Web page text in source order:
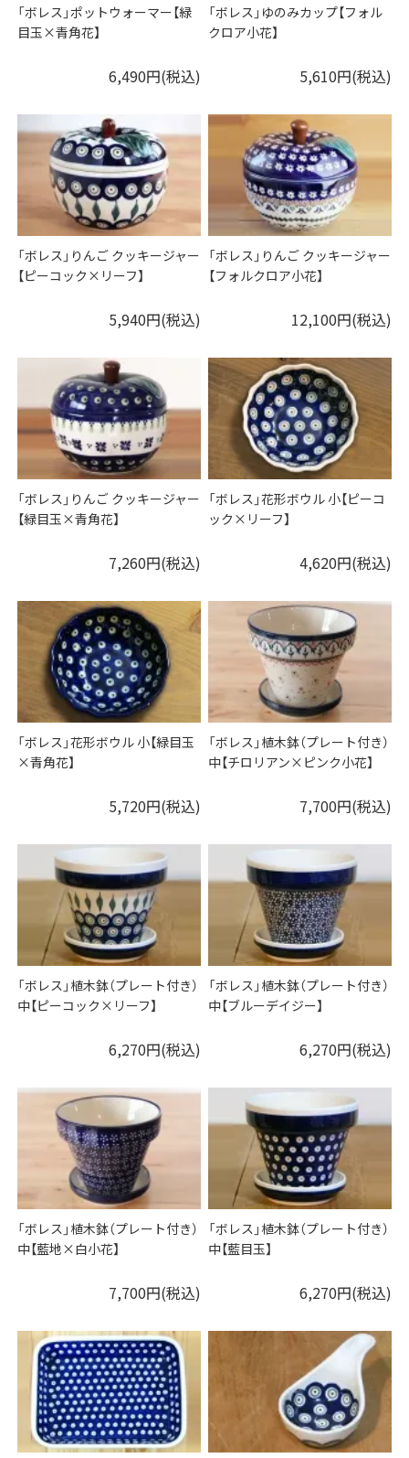
「ボレス」ポットウォーマー【緑
目玉×青角花】
6,490円(税込)
「ボレス」ゆのみカップ【フォル
クロア小花】
5,610円(税込)
「ボレス」りんご クッキージャー
【ピーコック×リーフ】
5,940円(税込)
「ボレス」りんご クッキージャー
【フォルクロア小花】
12,100円(税込)
「ボレス」りんご クッキージャー
【緑目玉×青角花】
7,260円(税込)
「ボレス」花形ボウル 小【ピーコ
ック×リーフ】
4,620円(税込)
「ボレス」花形ボウル 小【緑目玉
×青角花】
5,720円(税込)
「ボレス」植木鉢（プレート付き）
中【チロリアン×ピンク小花】
7,700円(税込)
「ボレス」植木鉢（プレート付き）
中【ピーコック×リーフ】
6,270円(税込)
「ボレス」植木鉢（プレート付き）
中【ブルーデイジー】
6,270円(税込)
「ボレス」植木鉢（プレート付き）
中【藍地×白小花】
7,700円(税込)
「ボレス」植木鉢（プレート付き）
中【藍目玉】
6,270円(税込)